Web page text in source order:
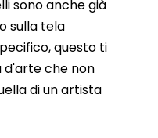
sono anche già
sulla tela
questo ti
d'arte che non
di un artista